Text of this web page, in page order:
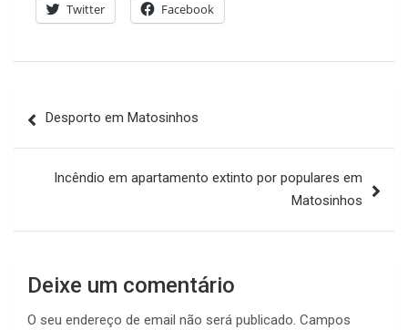
Twitter Facebook
de
Desporto em Matosinhos
Incêndio em apartamento extinto por populares em
Matosinhos
Deixe um comentário
O seu endereço de email não será publicado. Campos